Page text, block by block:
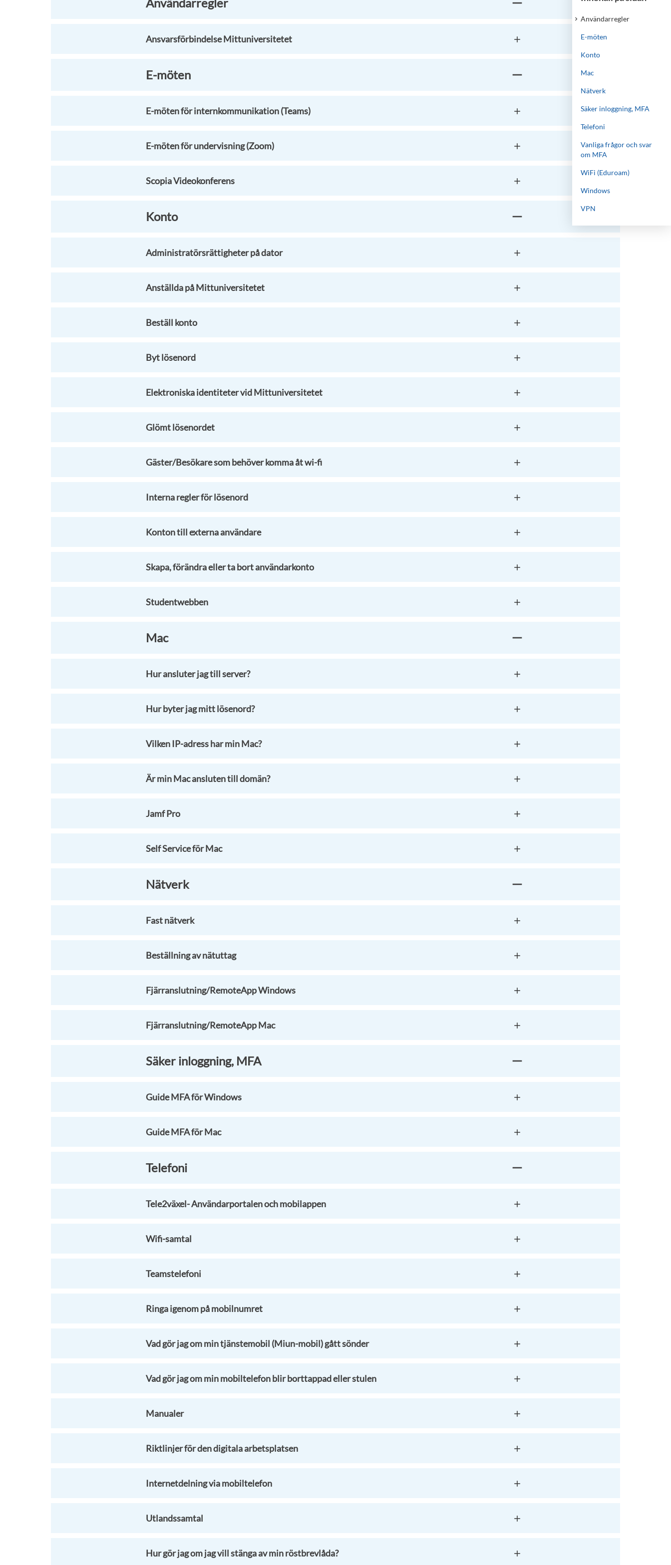
Användarregler
E-möten
Konto
Mac
Nätverk
Säker inloggning, MFA
Telefoni
Vanliga frågor och svar
om MFA
WiFi (Eduroam)
Windows
VPN
Ansvarsförbindelse Mittuniversitetet
E-möten
E-möten för internkommunikation (Teams)
E-möten för undervisning (Zoom)
Scopia Videokonferens
Konto
Administratörsrättigheter på dator
Anställda på Mittuniversitetet
Beställ konto
Byt lösenord
Elektroniska identiteter vid Mittuniversitetet
Glömt lösenordet
Gäster/Besökare som behöver komma åt wi-fi
Interna regler för lösenord
Konton till externa användare
Skapa, förändra eller ta bort användarkonto
Studentwebben
Mac
Hur ansluter jag till server?
Hur byter jag mitt lösenord?
Vilken IP-adress har min Mac?
Är min Mac ansluten till domän?
Jamf Pro
Self Service för Mac
Nätverk
Fast nätverk
Beställning av nätuttag
Fjärranslutning/RemoteApp Windows
Fjärranslutning/RemoteApp Mac
Säker inloggning, MFA
Guide MFA för Windows
Guide MFA för Mac
Telefoni
Tele2växel- Användarportalen och mobilappen
Wifi-samtal
Teamstelefoni
Ringa igenom på mobilnumret
Vad gör jag om min tjänstemobil (Miun-mobil) gått sönder
Vad gör jag om min mobiltelefon blir borttappad eller stulen
Manualer
Riktlinjer för den digitala arbetsplatsen
Internetdelning via mobiltelefon
Utlandssamtal
Hur gör jag om jag vill stänga av min röstbrevlåda?